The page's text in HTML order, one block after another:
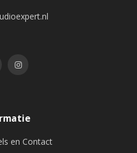
en Contact